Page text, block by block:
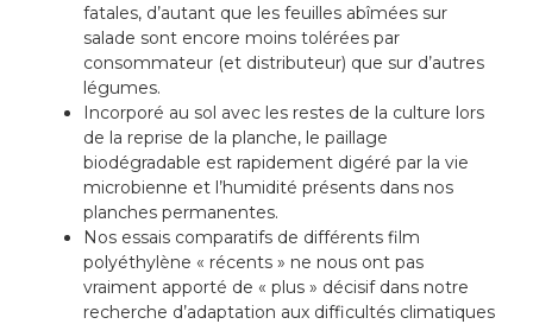
fatales, d’autant que les feuilles abîmées sur
salade sont encore moins tolérées par
consommateur (et distributeur) que sur d’autres
légumes.
Incorporé au sol avec les restes de la culture lors
de la reprise de la planche, le paillage
biodégradable est rapidement digéré par la vie
microbienne et l’humidité présents dans nos
planches permanentes.
Nos essais comparatifs de différents film
polyéthylène « récents » ne nous ont pas
vraiment apporté de « plus » décisif dans notre
recherche d’adaptation aux difficultés climatiques